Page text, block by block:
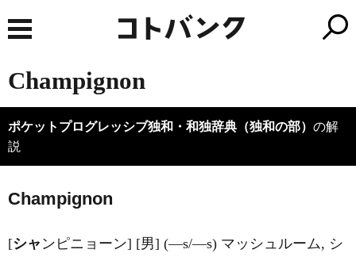
Champignon
ポケットプログレッシブ独和・和独辞典（独和の部） の解
説
Champignon
[シャ ンピニョーン] [男] (―s/―s) マッシュルーム, シ